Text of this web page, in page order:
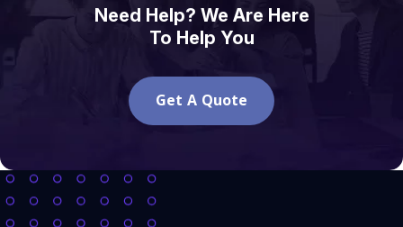
Need Help? We Are Here
To Help You
Get A Quote